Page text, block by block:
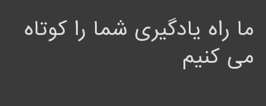
ما راه یادگیری شما را کوتاه
می کنیم